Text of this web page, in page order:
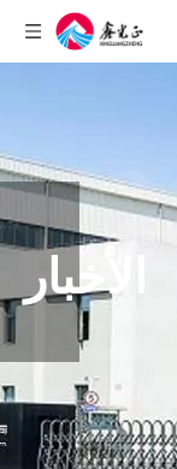
الأخبار